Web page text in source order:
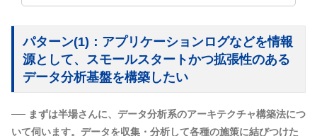
パターン(1)：アプリケーションログなどを情報
源として、スモールスタートかつ拡張性のある
データ分析基盤を構築したい
── まずは半場さんに、データ分析系のアーキテクチャ構築法につ
いて伺います。データを収集・分析して各種の施策に結びつけた